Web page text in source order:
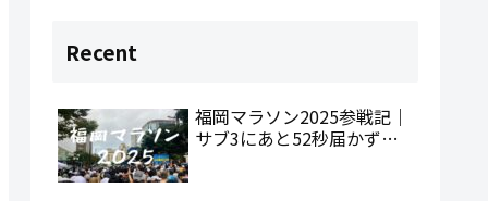
Recent
福岡マラソン2025参戦記｜
サブ3にあと52秒届かず…